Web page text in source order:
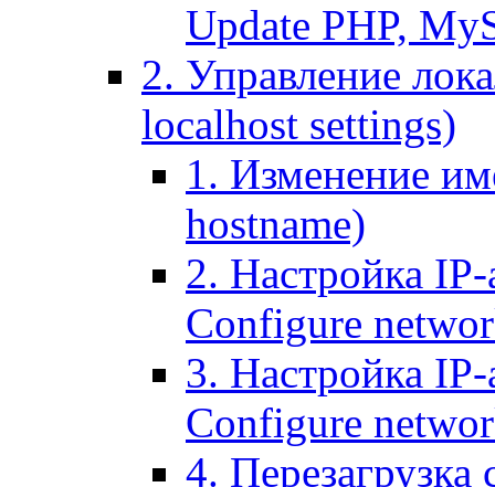
Update PHP,
2. Управление
localhost settings)
1. Изменение
hostname)
2. Настройка IP-
Configure
3. Настройка
Configure
4. Перезагрузка